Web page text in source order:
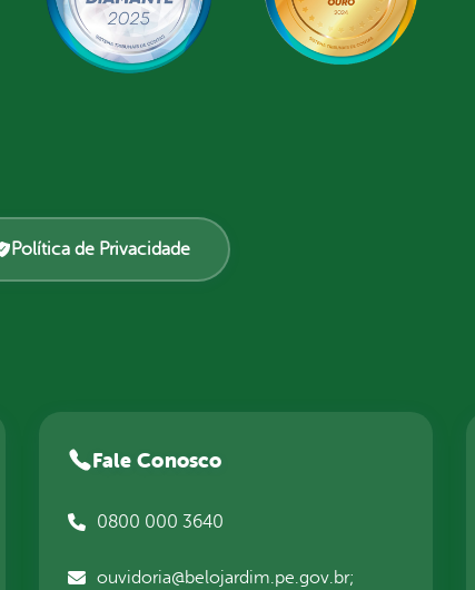
Política de Privacidade
Fale Conosco
0800 000 3640
ouvidoria@belojardim.pe.gov.br;